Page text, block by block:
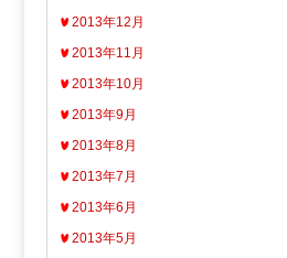
2013年12月
2013年11月
2013年10月
2013年9月
2013年8月
2013年7月
2013年6月
2013年5月